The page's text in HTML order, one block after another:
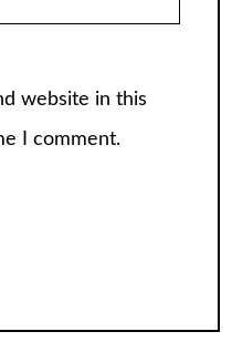
website in this
I comment.